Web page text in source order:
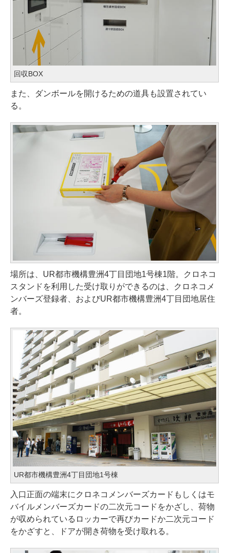
回収BOX
また、ダンボールを開けるための道具も設置されてい
る。
場所は、UR都市機構豊洲4丁目団地1号棟1階。クロネコ
スタンドを利用した受け取りができるのは、クロネコメ
ンバーズ登録者、およびUR都市機構豊洲4丁目団地居住
者。
UR都市機構豊洲4丁目団地1号棟
入口正面の端末にクロネコメンバーズカードもしくはモ
バイルメンバーズカードの二次元コードをかざし、荷物
が収められているロッカーで再びカードか二次元コード
をかざすと、ドアが開き荷物を受け取れる。